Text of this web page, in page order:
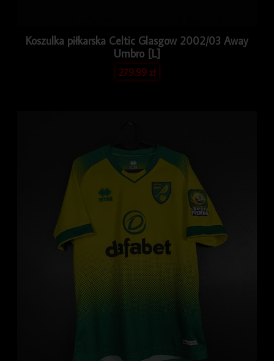
Koszulka piłkarska Celtic Glasgow 2002/03 Away
Umbro [L]
279.99zł